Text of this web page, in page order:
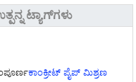
ಟ್ಯಾಗ್‌ಗಳು
ಕಾಂಕ್ರೀಟ್ ಪೈಪ್ ಮಿಶ್ರಣ